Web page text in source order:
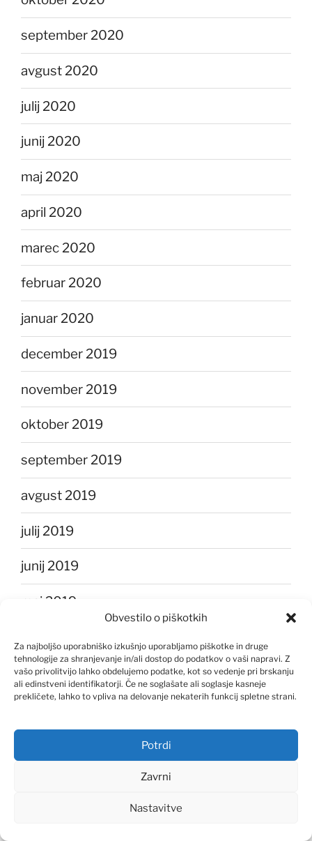
Obvestilo o piškotkih
Za najboljšo uporabniško izkušnjo uporabljamo piškotke in druge
tehnologije za shranjevanje in/ali dostop do podatkov o vaši napravi. Z
vašo privolitvijo lahko obdelujemo podatke, kot so vedenje pri brskanju
ali edinstveni identifikatorji. Če ne soglašate ali soglasje kasneje
prekličete, lahko to vpliva na delovanje nekaterih funkcij spletne strani.
Potrdi
Zavrni
Nastavitve
september 2020
avgust 2020
julij 2020
junij 2020
maj 2020
april 2020
marec 2020
februar 2020
januar 2020
december 2019
november 2019
oktober 2019
september 2019
avgust 2019
julij 2019
junij 2019
maj 2019
marec 2019